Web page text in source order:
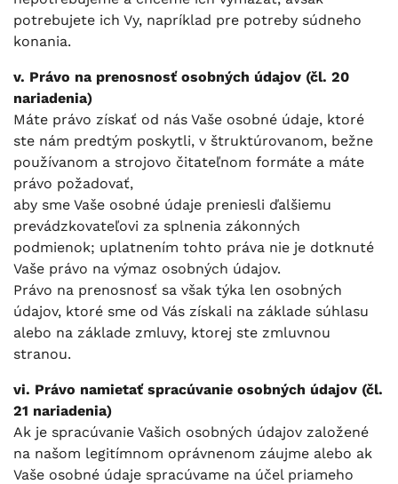
potrebujete ich Vy, napríklad pre potreby súdneho
konania.
v. Právo na prenosnosť osobných údajov (čl. 20
nariadenia)
Máte právo získať od nás Vaše osobné údaje, ktoré
ste nám predtým poskytli, v štruktúrovanom, bežne
používanom a strojovo čitateľnom formáte a máte
právo požadovať,
aby sme Vaše osobné údaje preniesli ďalšiemu
prevádzkovateľovi za splnenia zákonných
podmienok; uplatnením tohto práva nie je dotknuté
Vaše právo na výmaz osobných údajov.
Právo na prenosnosť sa však týka len osobných
údajov, ktoré sme od Vás získali na základe súhlasu
alebo na základe zmluvy, ktorej ste zmluvnou
stranou.
vi. Právo namietať spracúvanie osobných údajov (čl.
21 nariadenia)
Ak je spracúvanie Vašich osobných údajov založené
na našom legitímnom oprávnenom záujme alebo ak
Vaše osobné údaje spracúvame na účel priameho